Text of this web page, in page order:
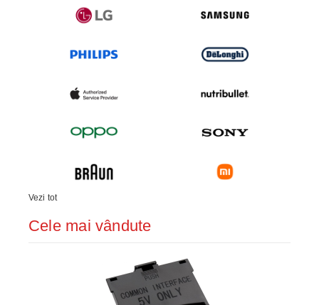
Vezi tot
Cele mai vândute